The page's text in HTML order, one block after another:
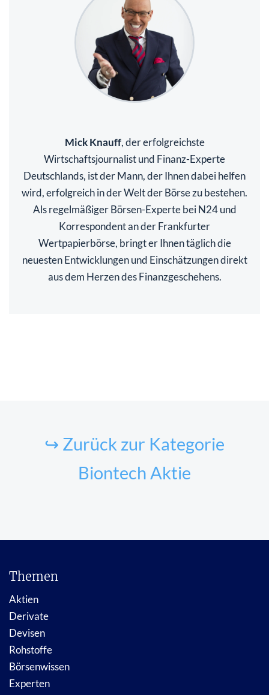
Mick Knauff, der erfolgreichste
Wirtschaftsjournalist und Finanz-Experte
Deutschlands, ist der Mann, der Ihnen dabei helfen
wird, erfolgreich in der Welt der Börse zu bestehen.
Als regelmäßiger Börsen-Experte bei N24 und
Korrespondent an der Frankfurter
Wertpapierbörse, bringt er Ihnen täglich die
neuesten Entwicklungen und Einschätzungen direkt
aus dem Herzen des Finanzgeschehens.
↪ Zurück zur Kategorie
Biontech Aktie
Themen
Aktien
Derivate
Devisen
Rohstoffe
Börsenwissen
Experten